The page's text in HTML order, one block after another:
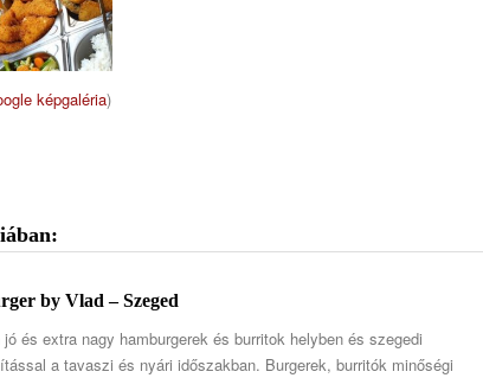
képgaléria)
by Vlad – Szeged
jó és extra nagy hamburgerek és burritok helyben és szegedi
a tavaszi és nyári időszakban. Burgerek, burritók minőségi